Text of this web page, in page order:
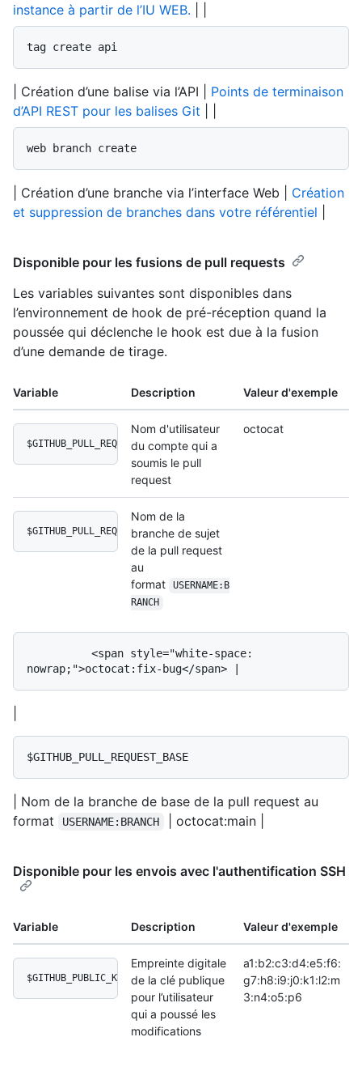
instance à partir de l’IU WEB.
tag create api
| Création d’une balise via l’API | Points de terminaison
d’API REST pour les balises Git
web branch create
| Création d’une branche via l’interface Web | Création
et suppression de branches dans votre référentiel
Disponible pour les fusions de pull requests
Les variables suivantes sont disponibles dans
l’environnement de hook de pré-réception quand la
poussée qui déclenche le hook est due à la fusion
d’une demande de tirage.
Variable Description Valeur d'exemple
$GITHUB_PULL_REQUEST_AUTHOR_LOGIN
Nom d'utilisateur
du compte qui a
soumis le pull
request
octocat
$GITHUB_PULL_REQUEST_HEAD
Nom de la
branche de sujet
de la pull request
au
format
USERNAME:B
RANCH
$GITHUB_PULL_REQUEST_BASE
| Nom de la branche de base de la pull request au
format
USERNAME:BRANCH | octocat:main |
Disponible pour les envois avec l'authentification SSH
Variable Description Valeur d'exemple
$GITHUB_PUBLIC_KEY_FINGERPRINT
Empreinte digitale
de la clé publique
pour l’utilisateur
qui a poussé les
modifications
a1:b2:c3:d4:e5:f6:
g7:h8:i9:j0:k1:l2:m
3:n4:o5:p6